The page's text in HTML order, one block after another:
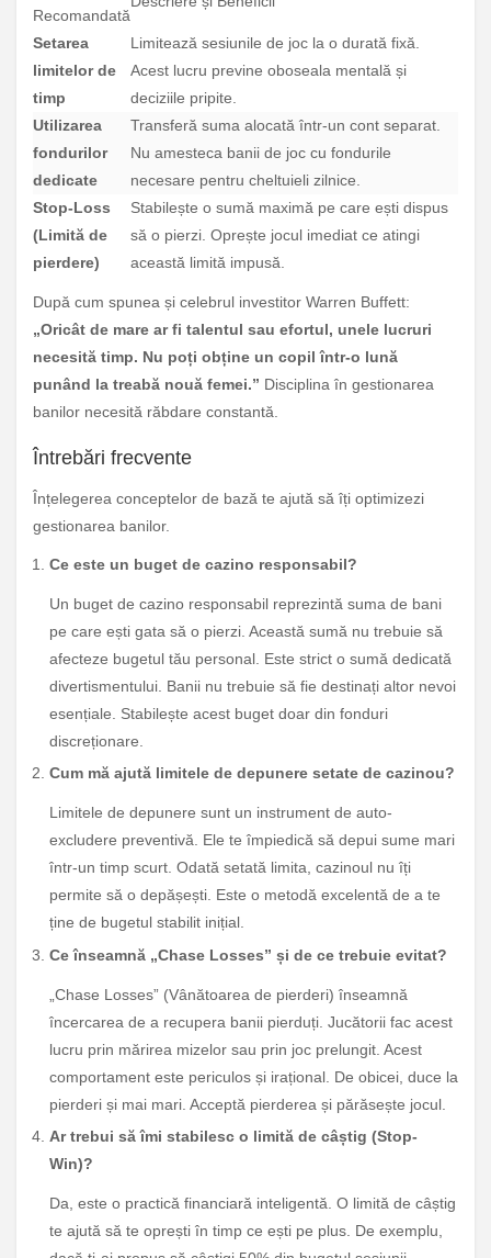
Recomandată
Setarea
limitelor de
timp
Limitează sesiunile de joc la o durată fixă.
Acest lucru previne oboseala mentală și
deciziile pripite.
Utilizarea
fondurilor
dedicate
Transferă suma alocată într-un cont separat.
Nu amesteca banii de joc cu fondurile
necesare pentru cheltuieli zilnice.
Stop-Loss
(Limită de
pierdere)
Stabilește o sumă maximă pe care ești dispus
să o pierzi. Oprește jocul imediat ce atingi
această limită impusă.
După cum spunea și celebrul investitor Warren Buffett:
„Oricât de mare ar fi talentul sau efortul, unele lucruri
necesită timp. Nu poți obține un copil într-o lună
punând la treabă nouă femei.” Disciplina în gestionarea
banilor necesită răbdare constantă.
Întrebări frecvente
Înțelegerea conceptelor de bază te ajută să îți optimizezi
gestionarea banilor.
Ce este un buget de cazino responsabil?
Un buget de cazino responsabil reprezintă suma de bani
pe care ești gata să o pierzi. Această sumă nu trebuie să
afecteze bugetul tău personal. Este strict o sumă dedicată
divertismentului. Banii nu trebuie să fie destinați altor nevoi
esențiale. Stabilește acest buget doar din fonduri
discreționare.
Cum mă ajută limitele de depunere setate de cazinou?
Limitele de depunere sunt un instrument de auto-
excludere preventivă. Ele te împiedică să depui sume mari
într-un timp scurt. Odată setată limita, cazinoul nu îți
permite să o depășești. Este o metodă excelentă de a te
ține de bugetul stabilit inițial.
Ce înseamnă „Chase Losses” și de ce trebuie evitat?
„Chase Losses” (Vânătoarea de pierderi) înseamnă
încercarea de a recupera banii pierduți. Jucătorii fac acest
lucru prin mărirea mizelor sau prin joc prelungit. Acest
comportament este periculos și irațional. De obicei, duce la
pierderi și mai mari. Acceptă pierderea și părăsește jocul.
Ar trebui să îmi stabilesc o limită de câștig (Stop-
Win)?
Da, este o practică financiară inteligentă. O limită de câștig
te ajută să te oprești în timp ce ești pe plus. De exemplu,